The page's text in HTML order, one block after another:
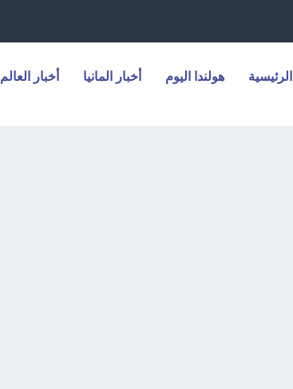
الرئيسية هولندا اليوم أخبار المانيا أخبار العالم